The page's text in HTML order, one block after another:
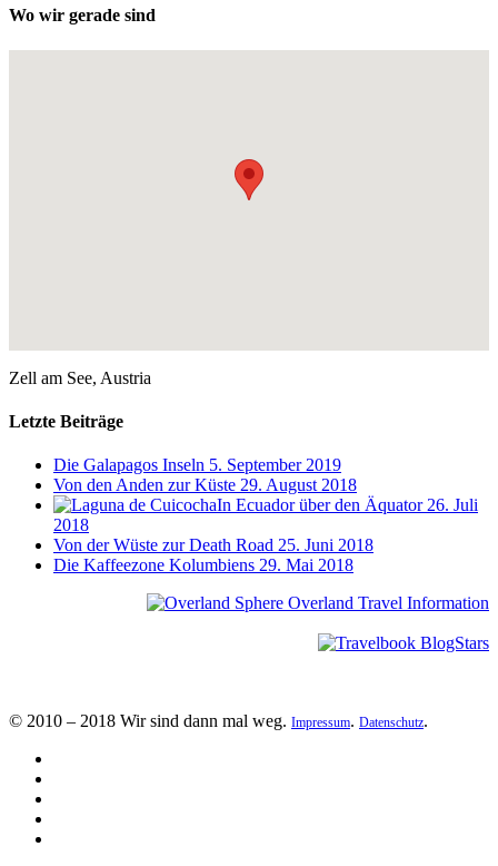
Wo wir gerade sind
Zell am See, Austria
Letzte Beiträge
Die Galapagos Inseln 5. September 2019
Von den Anden zur Küste 29. August 2018
In Ecuador über den Äquator 26. Juli
2018
Von der Wüste zur Death Road 25. Juni 2018
Die Kaffeezone Kolumbiens 29. Mai 2018
© 2010 – 2018 Wir sind dann mal weg. Impressum. Datenschutz.